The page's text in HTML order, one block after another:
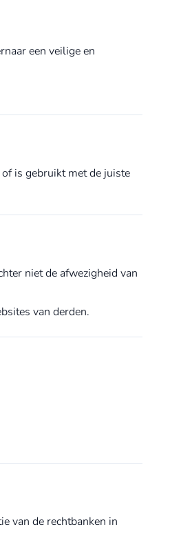
een veilige en
is gebruikt met de juiste
niet de afwezigheid van
van derden.
van de rechtbanken in